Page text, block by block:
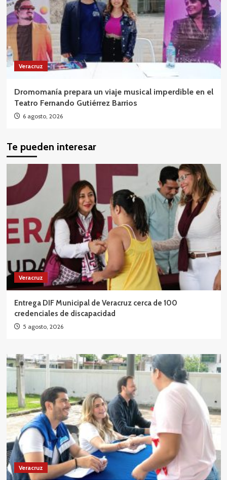
Veracruz
Dromomanía prepara un viaje musical imperdible en el
Teatro Fernando Gutiérrez Barrios
6 agosto, 2026
Te pueden interesar
Veracruz
Entrega DIF Municipal de Veracruz cerca de 100
credenciales de discapacidad
5 agosto, 2026
Veracruz